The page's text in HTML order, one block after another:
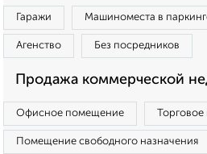
Гаражи Машиноместа в
Агенство Без посредников
Продажа коммерческой
Офисное помещение
Помещение свободного назначения